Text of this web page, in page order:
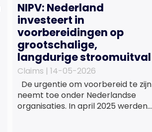
NIPV: Nederland
investeert in
voorbereidingen op
grootschalige,
langdurige stroomuitval
Claims | 14-05-2026
De urgentie om voorbereid te zijn
neemt toe onder Nederlandse
organisaties. In april 2025 werden